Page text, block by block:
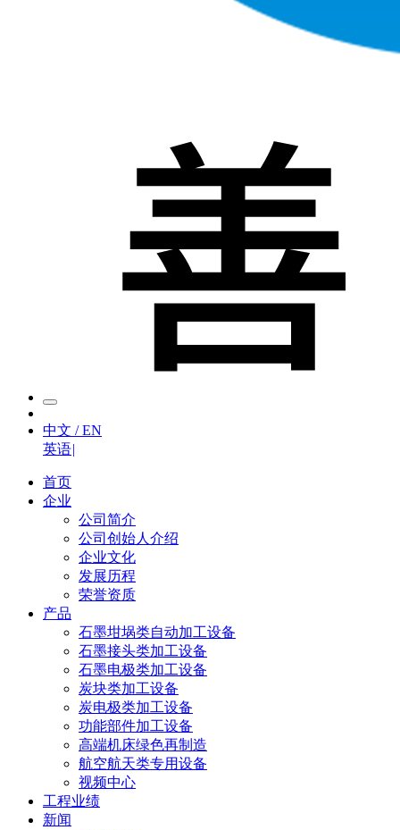
中文 / EN
英语|
首页
企业
公司简介
公司创始人介绍
企业文化
发展历程
荣誉资质
产品
石墨坩埚类自动加工设备
石墨接头类加工设备
石墨电极类加工设备
炭块类加工设备
炭电极类加工设备
功能部件加工设备
高端机床绿色再制造
航空航天类专用设备
视频中心
工程业绩
新闻